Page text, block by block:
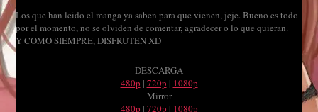
Los que han leido el manga ya saben para que vienen, jeje. Bueno es todo
por el momento, no se olviden de comentar, agradecer o lo que quieran.
Y COMO SIEMPRE, DISFRUTEN XD
DESCARGA
480p | 720p | 1080p
Mirror
480p | 720p | 1080p